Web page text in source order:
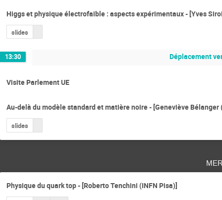
Higgs et physique électrofaible : aspects expérimentaux - [Yves
slides
13:30 Déplacement
Visite Parlement UE
Au-delà du modèle standard et matière noire - [Geneviève Bélanger
slides
Physique du quark top - [Roberto Tenchini (INFN Pisa)]